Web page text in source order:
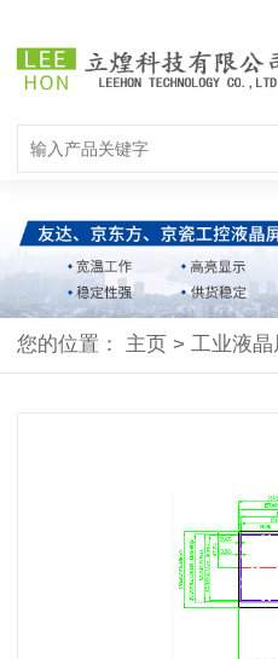
您的位置： 主页 > 工业液晶